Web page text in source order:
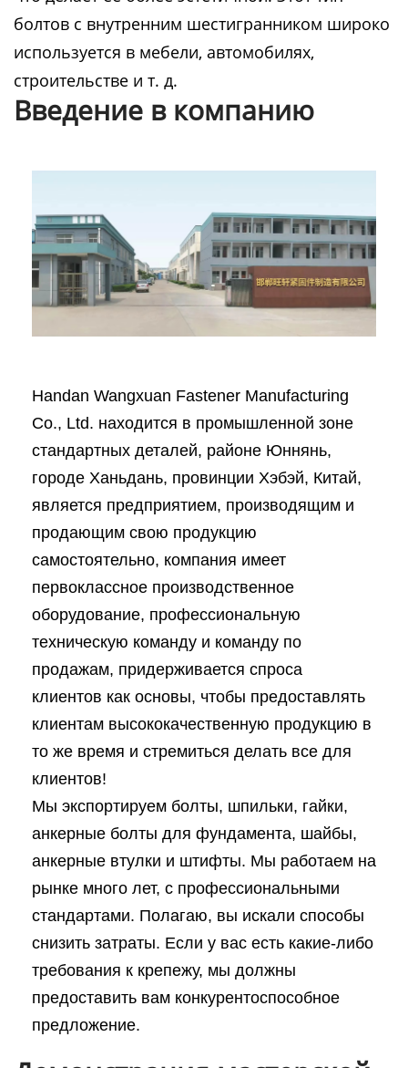
болтов с внутренним шестигранником широко
используется в мебели, автомобилях,
строительстве и т. д.
Введение в компанию
Handan Wangxuan Fastener Manufacturing
Co., Ltd. находится в промышленной зоне
стандартных деталей, районе Юннянь,
городе Ханьдань, провинции Хэбэй, Китай,
является предприятием, производящим и
продающим свою продукцию
самостоятельно, компания имеет
первоклассное производственное
оборудование, профессиональную
техническую команду и команду по
продажам, придерживается спроса
клиентов как основы, чтобы предоставлять
клиентам высококачественную продукцию в
то же время и стремиться делать все для
клиентов!
Мы экспортируем болты, шпильки, гайки,
анкерные болты для фундамента, шайбы,
анкерные втулки и штифты. Мы работаем на
рынке много лет, с профессиональными
стандартами. Полагаю, вы искали способы
снизить затраты. Если у вас есть какие-либо
требования к крепежу, мы должны
предоставить вам конкурентоспособное
предложение.